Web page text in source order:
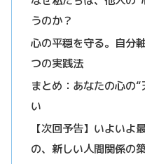
うのか？
心の平穏を守る。自分
つの実践法
まとめ：あなたの心の
い
【次回予告】いよいよ
の、新しい人間関係の